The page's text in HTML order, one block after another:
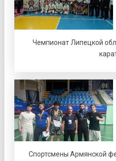
Чемпионат Липецкой
Спортсмены Армянской